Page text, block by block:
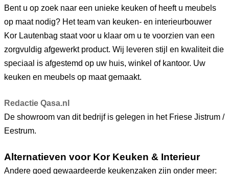
Bent u op zoek naar een unieke keuken of heeft u meubels
op maat nodig? Het team van keuken- en interieurbouwer
Kor Lautenbag staat voor u klaar om u te voorzien van een
zorgvuldig afgewerkt product. Wij leveren stijl en kwaliteit die
speciaal is afgestemd op uw huis, winkel of kantoor. Uw
keuken en meubels op maat gemaakt.
Redactie Qasa.nl
De showroom van dit bedrijf is gelegen in het Friese Jistrum /
Eestrum.
Alternatieven voor Kor Keuken & Interieur
Andere goed gewaardeerde keukenzaken zijn onder meer: